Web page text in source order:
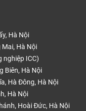
Hà Nội
Hà Nội
nghiệp ICC)
Biên, Hà Nội
Hà Đông, Hà Nội
Hà Nội
Hoài Đức, Hà Nội